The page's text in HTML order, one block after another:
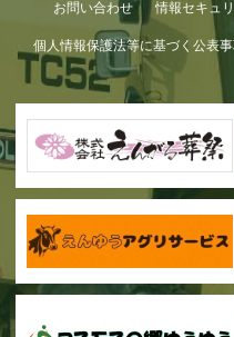
お問い合わせ 情報セキュ
個人情報保護法等に基づく公表